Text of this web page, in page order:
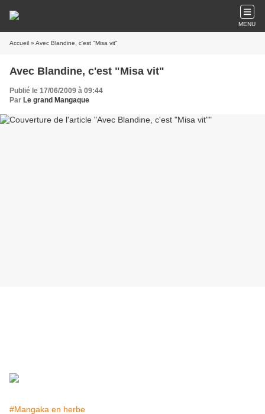
MENU
Accueil » Avec Blandine, c'est "Misa vit"
Avec Blandine, c'est "Misa vit"
Publié le 17/06/2009 à 09:44
Par Le grand Mangaque
#Mangaka en herbe